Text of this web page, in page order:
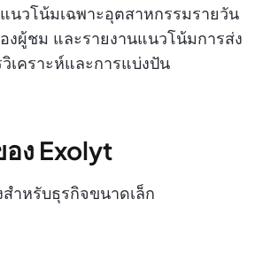
นวโน้มเฉพาะอุตสาหกรรมรายวัน
งผู้ชม และรายงานแนวโน้มการส่ง
เคราะห์และการแบ่งปัน
ง Exolyt
สำหรับธุรกิจขนาดเล็ก